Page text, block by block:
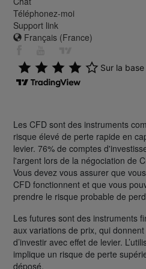
Téléphonez-moi
Support link
Français (France)
Les CFD sont des instruments
risque élevé de perte rapide en
levier. 76% de comptes
l'argent lors de la négociation de
Vous devez vous assurer que
CFD fonctionnent et que vous
prendre le risque probable de
Les futures sont des instruments
aux variations de prix, qui
d’investir avec effet de levier.
implique un risque de perte
déposé.